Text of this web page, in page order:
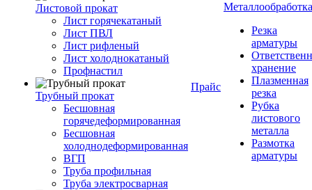
Листовой прокат
Лист горячекатаный
Лист ПВЛ
Лист рифленый
Лист холоднокатаный
Профнастил
Трубный прокат
Бесшовная
горячедеформированная
Бесшовная
холоднодеформированная
ВГП
Труба профильная
Труба электросварная
Прайс
Металлообработка
Резка
арматуры
хранение
Плазменная
резка
Рубка
листового
металла
Размотка
арматуры